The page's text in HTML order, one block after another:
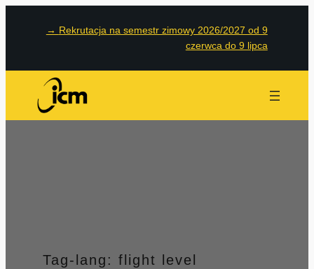
→ Rekrutacja na semestr zimowy 2026/2027 od 9
czerwca do 9 lipca
Tag-lang: flight level